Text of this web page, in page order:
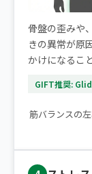
骨盤の歪みや
きの異常が原
かけになるこ
GIFT推奨:
▶ 片側だけの
筋バランスの